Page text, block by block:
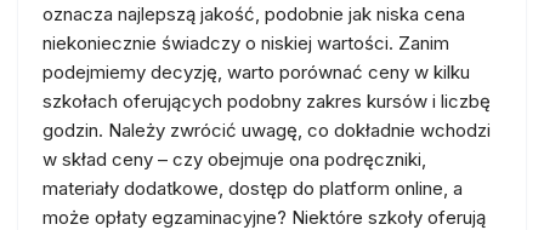
oznacza najlepszą jakość, podobnie jak niska cena
niekoniecznie świadczy o niskiej wartości. Zanim
podejmiemy decyzję, warto porównać ceny w kilku
szkołach oferujących podobny zakres kursów i liczbę
godzin. Należy zwrócić uwagę, co dokładnie wchodzi
w skład ceny – czy obejmuje ona podręczniki,
materiały dodatkowe, dostęp do platform online, a
może opłaty egzaminacyjne? Niektóre szkoły oferują